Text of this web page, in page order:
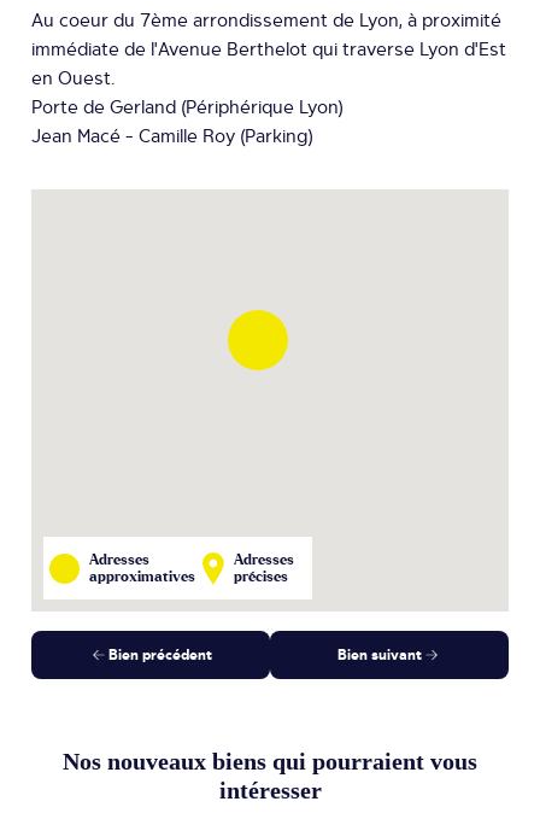
Au coeur du 7ème arrondissement de Lyon, à proximité
immédiate de l'Avenue Berthelot qui traverse Lyon d'Est
en Ouest.
Porte de Gerland (Périphérique Lyon)
Jean Macé - Camille Roy (Parking)
Adresses
approximatives
Adresses
précises
Bien précédent Bien suivant
Nos nouveaux biens qui pourraient vous
intéresser